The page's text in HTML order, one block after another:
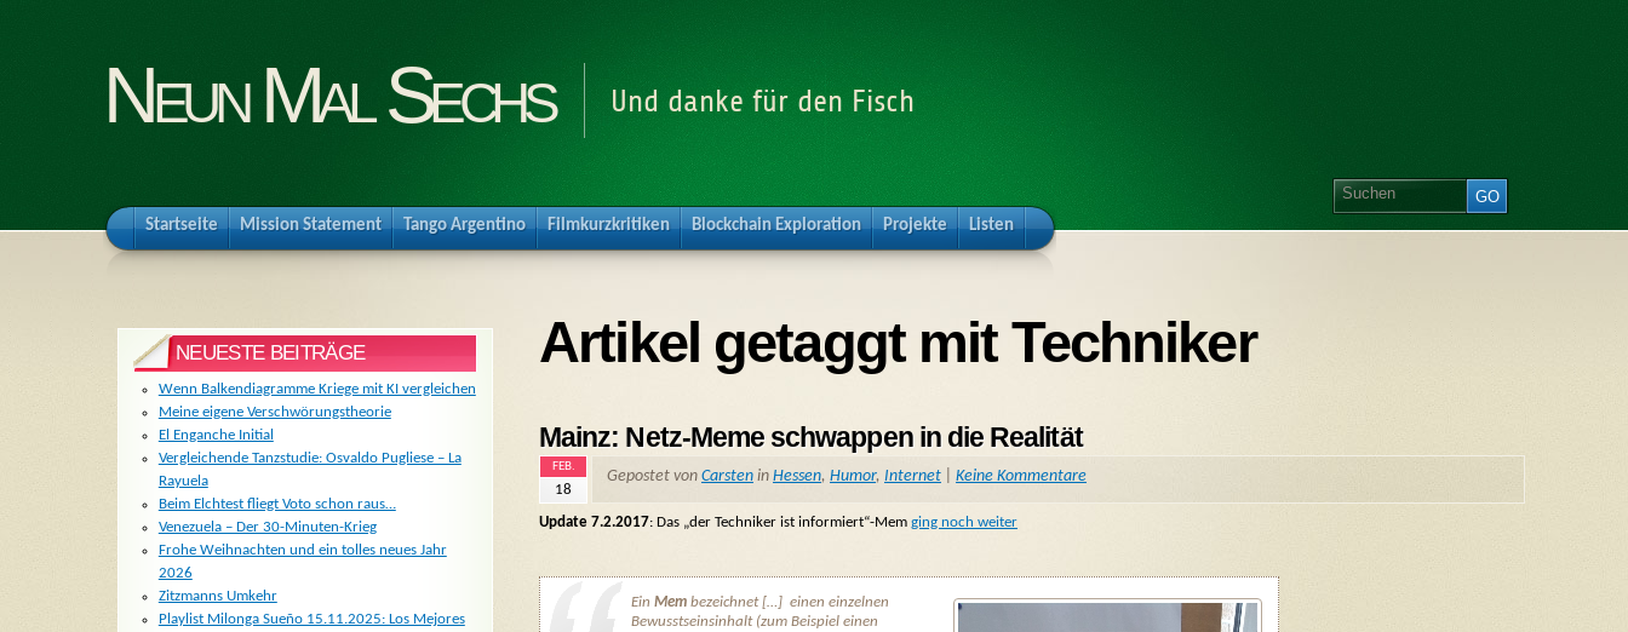
Neun Mal Sechs Und danke für den Fisch
Startseite Mission Statement Tango Argentino Filmkurzkritiken Blockchain Exploration Projekte Listen
Artikel getaggt mit Techniker
Mainz: Netz-Meme schwappen in die Realität
FEB.
18
Gepostet von Carsten in Hessen, Humor, Internet Keine Kommentare
Update 7.2.2017: Das „der Techniker ist informiert“-Mem ging noch weiter
Ein Mem bezeichnet […] einen einzelnen
Bewusstseinsinhalt(zum Beispiel einen
NEUESTE BEITRÄGE
Wenn Balkendiagramme Kriege mit KI vergleichen
Meine eigene Verschwörungstheorie
El Enganche Initial
Vergleichende Tanzstudie: Osvaldo Pugliese – La
Rayuela
Beim Elchtest fliegt Voto schon raus…
Venezuela – Der 30-Minuten-Krieg
Frohe Weihnachten und ein tolles neues Jahr
2026
Zitzmanns Umkehr
Playlist Milonga Sueño 15.11.2025: Los Mejores